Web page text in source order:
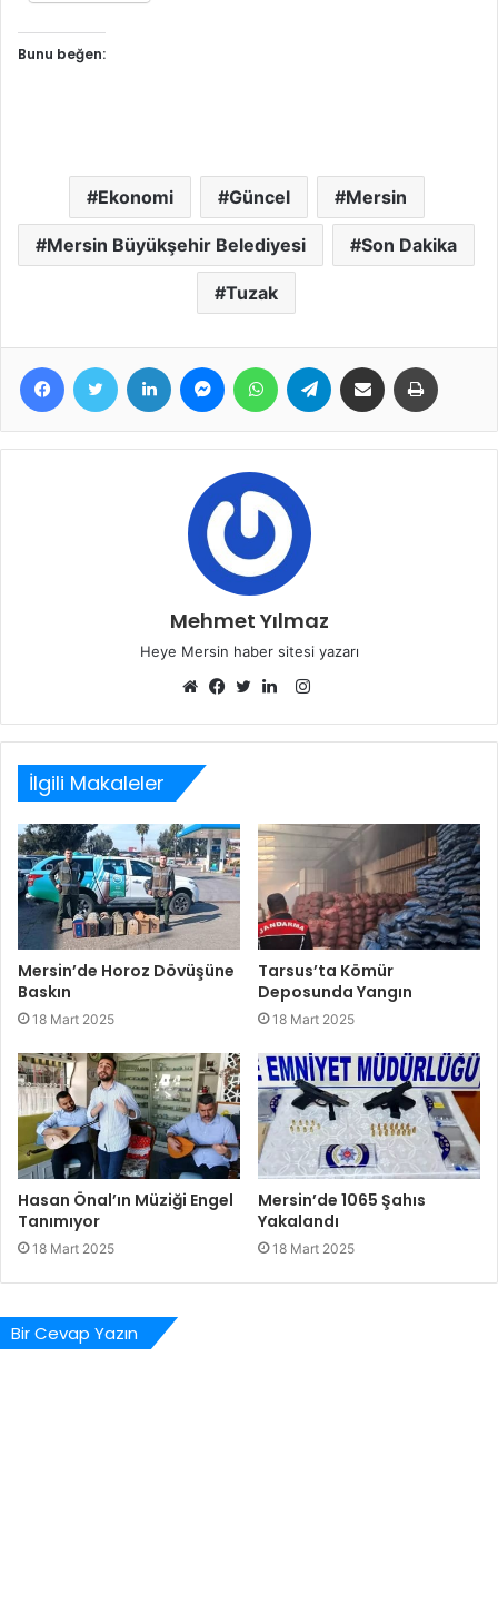
Bunu beğen:
Ekonomi Güncel Mersin
Mersin Büyükşehir Belediyesi Son Dakika
Tuzak
FacebookTwitter LinkedIn MessengerWhatsAppTelegram E-Posta ile paylaş
Mehmet Yılmaz
Heye Mersin haber sitesi yazarı
sitesi
Instagram
İlgili Makaleler
Mersin’de Horoz Dövüşüne
Baskın
18 Mart 2025
Tarsus’ta Kömür
Deposunda Yangın
18 Mart 2025
Hasan Önal’ın Müziği Engel
Tanımıyor
18 Mart 2025
Mersin’de 1065 Şahıs
Yakalandı
18 Mart 2025
Bir Cevap Yazın